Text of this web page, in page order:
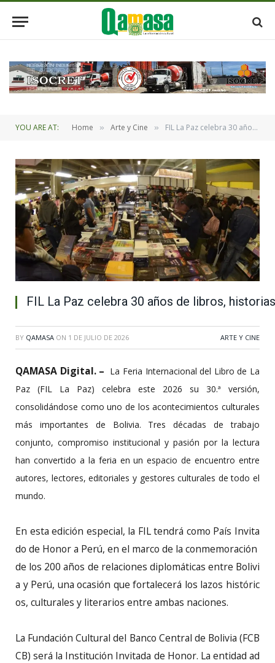
YOU ARE AT: Home » Arte y Cine » FIL La Paz celebra 30 años de libros, historias y encuentros con grandes voces de la literatura mundial
FIL La Paz celebra 30 años de libros,
BY QAMASA ON 1 DE JULIO DE 2026 ARTE Y CINE
QAMASA Digital. – La Feria Internacional del Libro de La
Paz (FIL La Paz) celebra este 2026 su 30.ª versión,
consolidándose como uno de los acontecimientos culturales
más importantes de Bolivia. Tres décadas de trabajo
conjunto, compromiso institucional y pasión por la lectura
han convertido a la feria en un espacio de encuentro entre
autores, lectores, editoriales y gestores culturales de todo el
mundo.
En esta edición especial, la FIL tendrá como País Invita
do de Honor a Perú, en el marco de la conmemoración
de los 200 años de relaciones diplomáticas entre Bolivi
a y Perú, una ocasión que fortalecerá los lazos históric
os, culturales y literarios entre ambas naciones.
La Fundación Cultural del Banco Central de Bolivia (FCB
CB) será la Institución Invitada de Honor. La entidad ad